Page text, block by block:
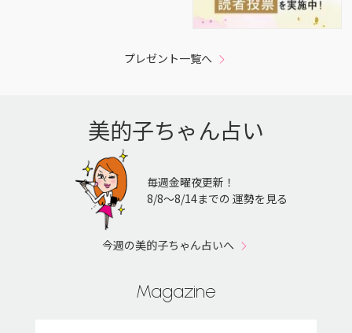
プレゼント一覧へ
美的子ちゃん占い
毎週金曜夜更新！
8/8〜8/14までの 運勢を見る
今週の美的子ちゃん占いへ
Magazine